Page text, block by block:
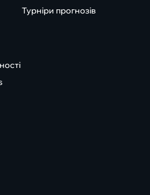
Турніри прогнозів